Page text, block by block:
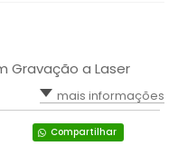
Gravação a Laser
mais informações
Compartilhar